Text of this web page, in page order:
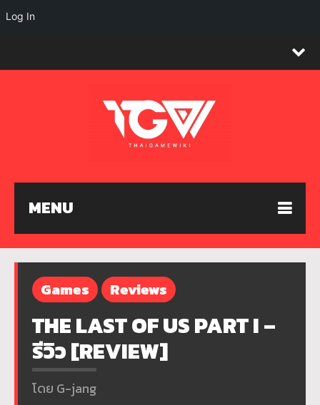
MENU
Games Reviews
THE LAST OF US PART I –
รีวิว [REVIEW]
โดย G-jang
Log In